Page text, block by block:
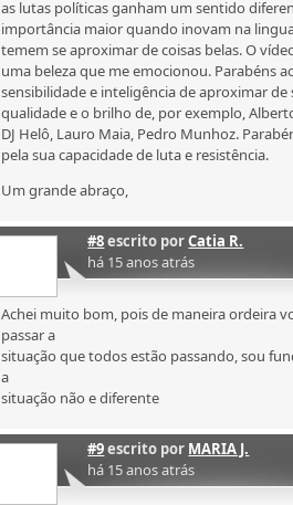
as lutas políticas ganham um sentido
importância maior quando inovam na
temem se aproximar de coisas belas. O
uma beleza que me emocionou. Parabéns
sensibilidade e inteligência de aproximar de
qualidade e o brilho de, por exemplo,
DJ Helô, Lauro Maia, Pedro Munhoz.
pela sua capacidade de luta e resistência.
Um grande abraço,
#8escrito porCatia R.
há 15 anos atrás
Achei muito bom, pois de maneira ordeira
passar a
situação que todos estão passando, sou
a
situação não e diferente
#9escrito por MARIA J.
há 15 anos atrás